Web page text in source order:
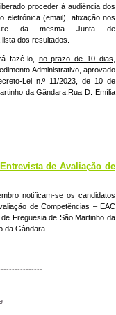
proceder à audiência dos
eletrónica (email), afixação nos
da mesma Junta de
dos resultados.
fazê-lo, no prazo de 10 dias
Administrativo, aprovado
Lei n.º 11/2023, de 10 de
da Gândara,Rua D. Emília
de Avaliação de
notificam-se os candidatos
de Competências – EAC
de Freguesia de São Martinho da
da Gândara.